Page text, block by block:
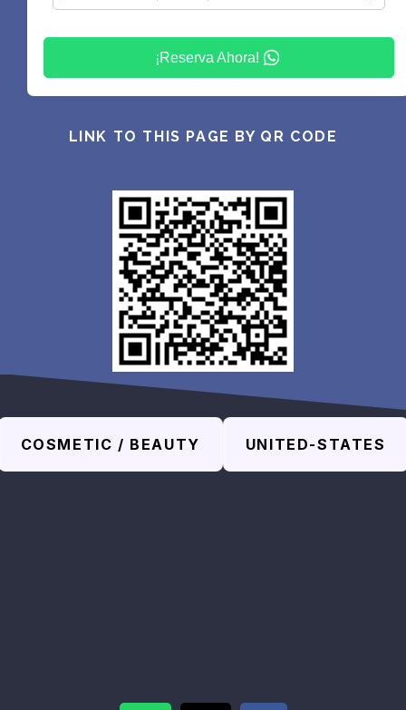
¡Reserva Ahora!
LINK TO THIS PAGE BY QR CODE
COSMETIC / BEAUTY UNITED-STATES